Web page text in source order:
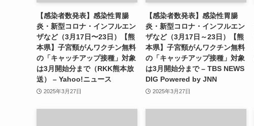
【感染者数発表】感染性胃腸
炎・新型コロナ・インフルエン
ザなど（3月17日〜23日）【熊
本県】子宮頸がんワクチン無料
の「キャッチアップ接種」対象
は3月開始分まで（RKK熊本放
送） – Yahoo!ニュース
2025年3月27日
【感染者数発表】感染性胃腸
炎・新型コロナ・インフルエン
ザなど（3月17日～23日）【熊
本県】子宮頸がんワクチン無料
の「キャッチアップ接種」対象
は3月開始分まで – TBS NEWS
DIG Powered by JNN
2025年3月27日